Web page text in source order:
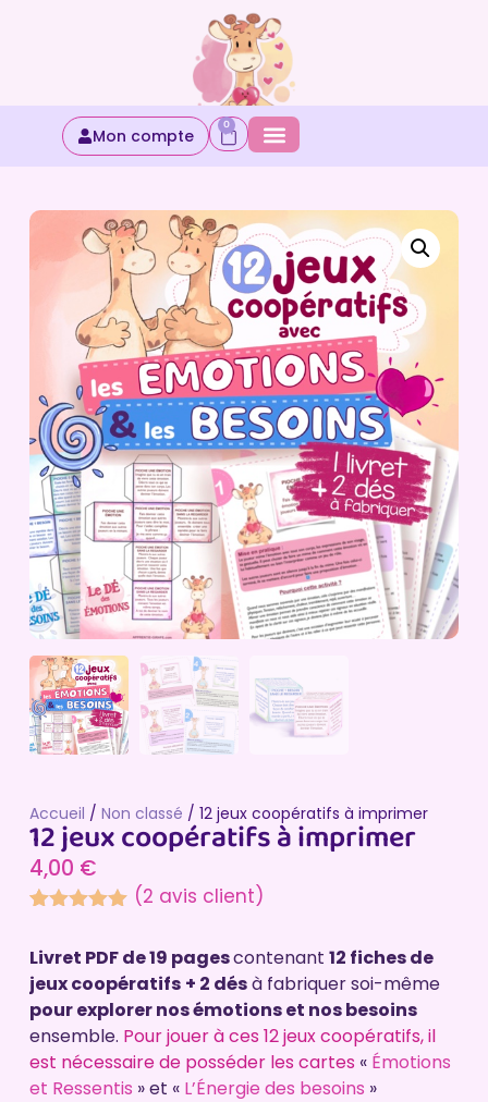
Mon compte
0
Accueil / Non classé / 12 jeux coopératifs à imprimer
12 jeux coopératifs à imprimer
4,00 €
basé sur
notations
client
(2 avis client)
Livret PDF de 19 pagescontenant 12 fiches de
jeux coopératifs + 2 désà fabriquer soi-même
pour explorer nos émotions et nos besoins
ensemble. Pour jouer à ces 12 jeux coopératifs, il
est nécessaire de posséder les cartes « Émotions
et Ressentis » et « L’Énergie des besoins »